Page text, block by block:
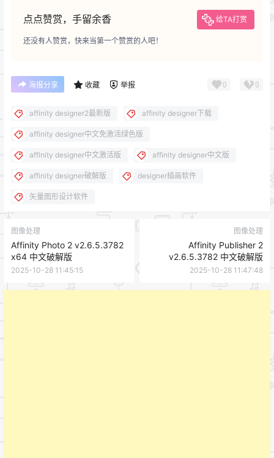
点点赞赏，手留余香 给TA打赏
还没有人赞赏，快来当第一个赞赏的人吧！
海报分享 收藏 举报 0 0
affinity designer2最新版 affinity designer下载
affinity designer中文免激活绿色版
affinity designer中文激活版 affinity designer中文版
affinity designer破解版 designer插画软件
矢量图形设计软件
图像处理
Affinity Photo 2 v2.6.5.3782
x64 中文破解版
2025-10-28 11:45:15
图像处理
Affinity Publisher 2
v2.6.5.3782 中文破解版
2025-10-28 11:47:48